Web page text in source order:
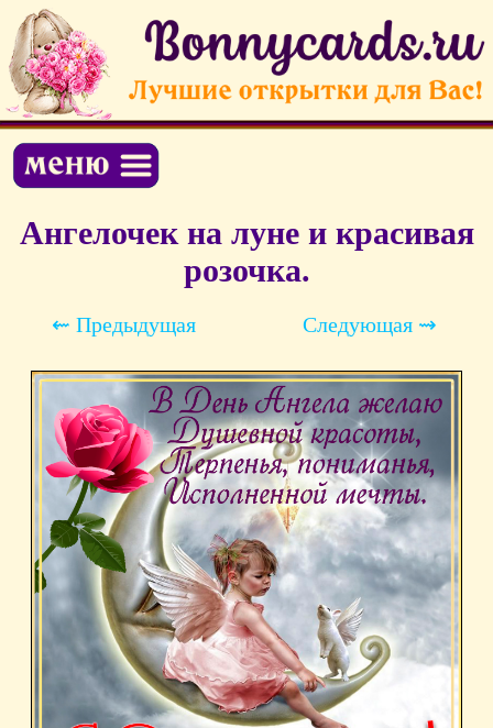
Ангелочек на луне и красивая
розочка.
⇜ Предыдущая Следующая ⇝